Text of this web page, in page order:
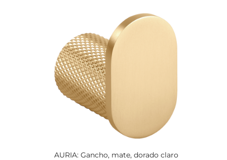
AURIA: Gancho, mate, dorado claro